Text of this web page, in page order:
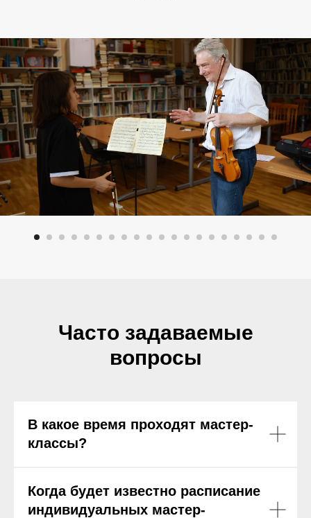
Часто задаваемые
вопросы
В какое время проходят мастер-
классы?
Когда будет известно расписание
индивидуальных мастер-